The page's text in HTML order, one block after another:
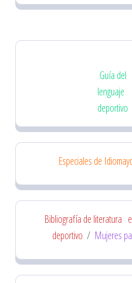
Guía del
lenguaje
deportivo
Especiales de
Bibliografía de literatura
deportivo / Mujeres